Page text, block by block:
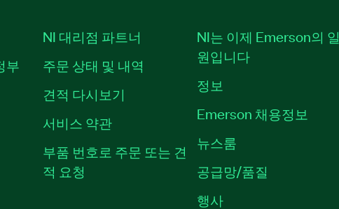
부
NI 대리점 파트너
주문 상태 및 내역
견적 다시보기
서비스 약관
부품 번호로 주문 또는 견
적 요청
NI는 이제 Emerson의 일
원입니다
정보
Emerson 채용정보
뉴스룸
공급망/품질
행사